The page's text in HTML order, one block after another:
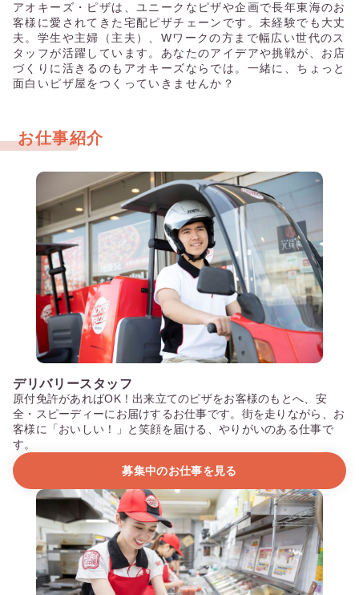
アオキーズ・ピザは、ユニークなピザや企画で長年東海のお
客様に愛されてきた宅配ピザチェーンです。未経験でも大丈
夫。学生や主婦（主夫）、Wワークの方まで幅広い世代のス
タッフが活躍しています。あなたのアイデアや挑戦が、お店
づくりに活きるのもアオキーズならでは。一緒に、ちょっと
面白いピザ屋をつくっていきませんか？
お仕事紹介
デリバリースタッフ
原付免許があればOK！出来立てのピザをお客様のもとへ、安
全・スピーディーにお届けするお仕事です。街を走りながら、お
客様に「おいしい！」と笑顔を届ける、やりがいのある仕事で
す。
募集中のお仕事を見る